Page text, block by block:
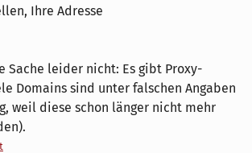
Ihre Adresse
Sache leider nicht: Es gibt Proxy-
Domains sind unter falschen Angaben
weil diese schon länger nicht mehr